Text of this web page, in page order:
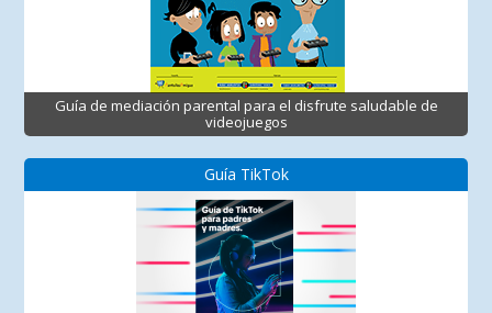
Guía de mediación parental para el disfrute saludable de
videojuegos
Guía TikTok